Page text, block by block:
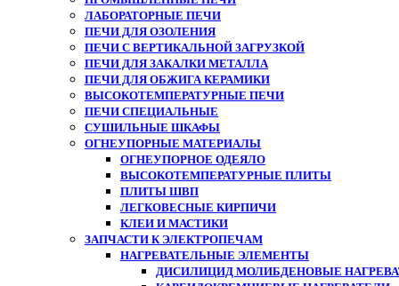
ЛАБОРАТОРНЫЕ ПЕЧИ
ПЕЧИ ДЛЯ ОЗОЛЕНИЯ
ПЕЧИ С ВЕРТИКАЛЬНОЙ ЗАГРУЗКОЙ
ПЕЧИ ДЛЯ ЗАКАЛКИ МЕТАЛЛА
ПЕЧИ ДЛЯ ОБЖИГА КЕРАМИКИ
ВЫСОКОТЕМПЕРАТУРНЫЕ ПЕЧИ
ПЕЧИ СПЕЦИАЛЬНЫЕ
СУШИЛЬНЫЕ ШКАФЫ
ОГНЕУПОРНЫЕ МАТЕРИАЛЫ
ОГНЕУПОРНОЕ ОДЕЯЛО
ВЫСОКОТЕМПЕРАТУРНЫЕ ПЛИТЫ
ПЛИТЫ ШВП
ЛЕГКОВЕСНЫЕ КИРПИЧИ
КЛЕИ И МАСТИКИ
ЗАПЧАСТИ К ЭЛЕКТРОПЕЧАМ
НАГРЕВАТЕЛЬНЫЕ ЭЛЕМЕНТЫ
ДИСИЛИЦИД МОЛИБДЕНОВЫЕ